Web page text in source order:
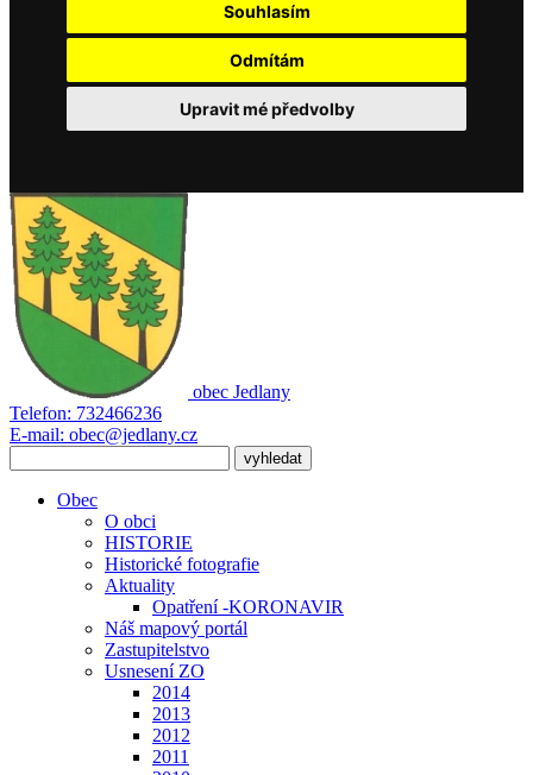
Souhlasím
Odmítám
Upravit mé předvolby
obec Jedlany
Telefon: 732466236
E-mail: obec@jedlany.cz
Obec
O obci
HISTORIE
Historické fotografie
Aktuality
Opatření -KORONAVIR
Náš mapový portál
Zastupitelstvo
Usnesení ZO
2014
2013
2012
2011